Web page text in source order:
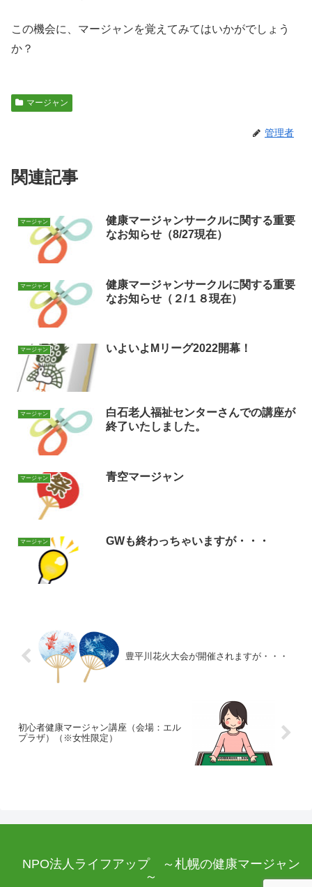
この機会に、マージャンを覚えてみてはいかがでしょう
か？
マージャン
管理者
関連記事
マージャン
健康マージャンサークルに関する重要
なお知らせ（8/27現在）
マージャン
健康マージャンサークルに関する重要
なお知らせ（２/１８現在）
マージャン いよいよMリーグ2022開幕！
マージャン
白石老人福祉センターさんでの講座が
終了いたしました。
マージャン 青空マージャン
マージャン GWも終わっちゃいますが・・・
豊平川花火大会が開催されますが・・・
初心者健康マージャン講座（会場：エル
プラザ）（※女性限定）
NPO法人ライフアップ ～札幌の健康マージャン
～